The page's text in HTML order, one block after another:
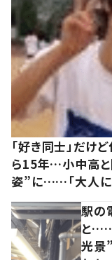
「好き同士」だけ
ら15年…小中高
姿”に……「大人に
駅の
と……
光景